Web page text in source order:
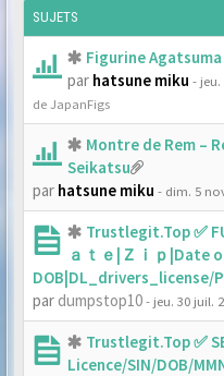
SUJETS
Figurine
par hatsune miku - jeu.
de JapanFigs
Montre de Rem –
Seikatsu
par hatsune miku - dim. 5
Trustlegit.Top ✅
ａｔｅ|Ｚｉｐ|Date
DOB|DL_drivers_license/
par dumpstop10- jeu. 30 juil.
Trustlegit.Top ✅
Licence/SIN/DOB/